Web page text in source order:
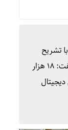
تشریح
مبانی قانونی فعالیت پلتفرم‌های دارویی، گفت: ۱۸ هزار